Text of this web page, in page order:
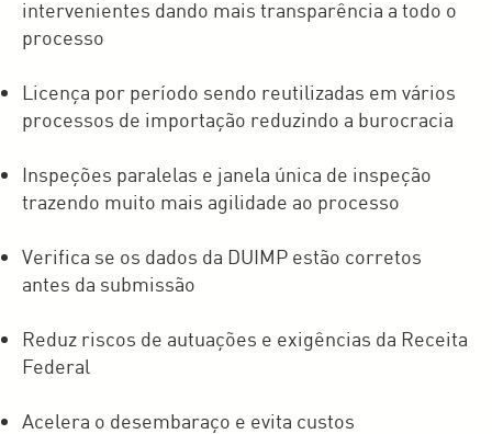
intervenientes dando mais transparência a todo o
processo
Licença por período sendo reutilizadas em vários
processos de importação reduzindo a burocracia
Inspeções paralelas e janela única de inspeção
trazendo muito mais agilidade ao processo
Verifica se os dados da DUIMP estão corretos
antes da submissão
Reduz riscos de autuações e exigências da Receita
Federal
Acelera o desembaraço e evita custos